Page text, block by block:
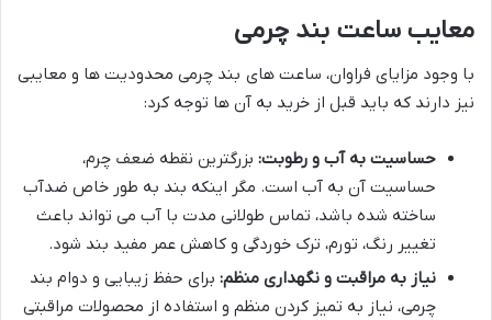
معایب ساعت بند چرمی
با وجود مزایای فراوان، ساعت های بند چرمی محدودیت ها و معایبی
نیز دارند که باید قبل از خرید به آن ها توجه کرد:
حساسیت به آب و رطوبت: بزرگترین نقطه ضعف چرم،
حساسیت آن به آب است. مگر اینکه بند به طور خاص ضدآب
ساخته شده باشد، تماس طولانی مدت با آب می تواند باعث
تغییر رنگ، تورم، ترک خوردگی و کاهش عمر مفید بند شود.
نیاز به مراقبت و نگهداری منظم: برای حفظ زیبایی و دوام بند
چرمی، نیاز به تمیز کردن منظم و استفاده از محصولات مراقبتی